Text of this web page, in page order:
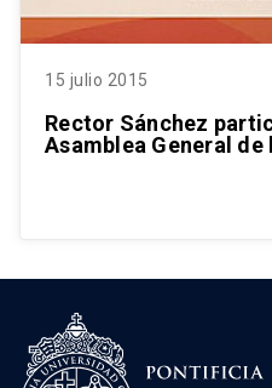
15 julio 2015
Rector Sánchez
Asamblea General de